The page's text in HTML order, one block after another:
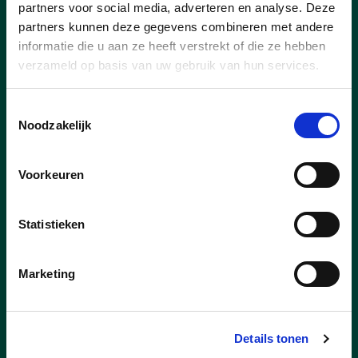
partners voor social media, adverteren en analyse. Deze
partners kunnen deze gegevens combineren met andere
informatie die u aan ze heeft verstrekt of die ze hebben
verzameld op basis van uw gebruik van hun services.
Noodzakelijk
Voorkeuren
Statistieken
Marketing
Details tonen
Nieuws